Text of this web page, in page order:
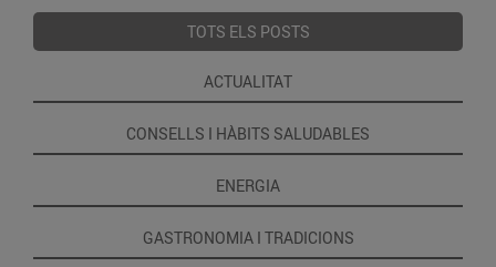
TOTS ELS POSTS
ACTUALITAT
CONSELLS I HÀBITS SALUDABLES
ENERGIA
GASTRONOMIA I TRADICIONS